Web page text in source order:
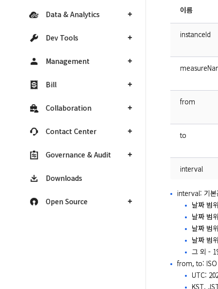
Data & Analytics
Dev Tools
Management
Bill
Collaboration
Contact Center
Governance & Audit
Downloads
Open Source
이름
instanceId
from
to
interval
interval: 기
날짜 범
날짜 범
날짜 범
날짜 범
그 외 - 1
from, to:
UTC:
KST,